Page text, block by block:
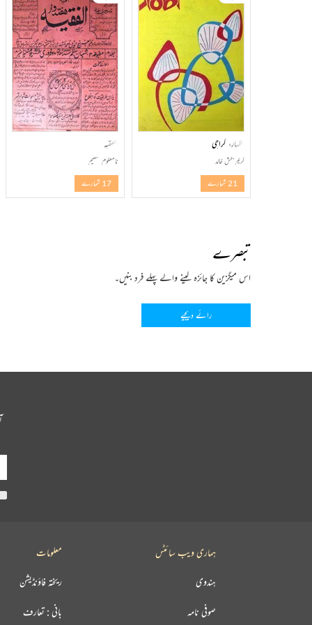
اظہار، کراچی
کریم بخش خالد
21 شمارے
الفقیہ
نامعلوم تنظیم
17 شمارے
تبصرے
اس میگزین کا جائزہ لینے والے پہلے فرد بنیں۔
رائے دیجیے
معلومات
ریختہ فاؤنڈیشن
بانی : تعارف
ہماری ویب سائٹس
ہندوی
صوفی نامہ